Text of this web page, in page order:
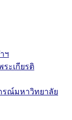
ฯ
ะเกียรติ
รณ์มหาวิทยาลัย